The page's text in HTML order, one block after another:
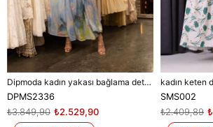
Dipmoda kadın yakası bağlama detaylı tesettür şifon elbise DPMS2336
DPMS2336
₺2.529,90
₺3.849,90
SMS002
₺2.409,89